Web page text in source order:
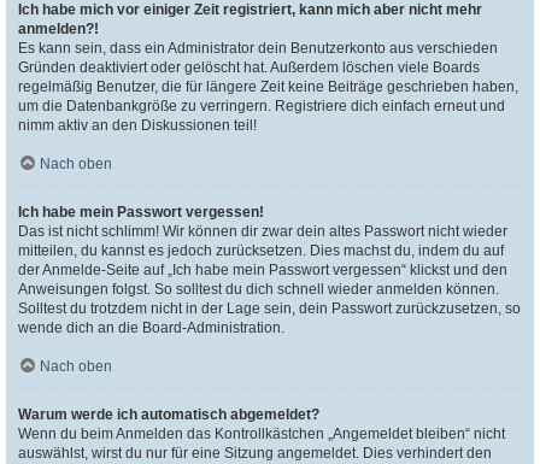
Ich habe mich vor einiger Zeit registriert, kann mich aber nicht mehr
anmelden?!
Es kann sein, dass ein Administrator dein Benutzerkonto aus verschieden
Gründen deaktiviert oder gelöscht hat. Außerdem löschen viele Boards
regelmäßig Benutzer, die für längere Zeit keine Beiträge geschrieben haben,
um die Datenbankgröße zu verringern. Registriere dich einfach erneut und
nimm aktiv an den Diskussionen teil!
Nach oben
Ich habe mein Passwort vergessen!
Das ist nicht schlimm! Wir können dir zwar dein altes Passwort nicht wieder
mitteilen, du kannst es jedoch zurücksetzen. Dies machst du, indem du auf
der Anmelde-Seite auf „Ich habe mein Passwort vergessen“ klickst und den
Anweisungen folgst. So solltest du dich schnell wieder anmelden können.
Solltest du trotzdem nicht in der Lage sein, dein Passwort zurückzusetzen, so
wende dich an die Board-Administration.
Nach oben
Warum werde ich automatisch abgemeldet?
Wenn du beim Anmelden das Kontrollkästchen „Angemeldet bleiben“ nicht
auswählst, wirst du nur für eine Sitzung angemeldet. Dies verhindert den